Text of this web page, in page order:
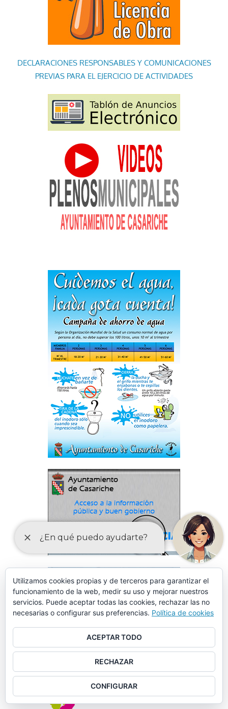
DECLARACIONES RESPONSABLES Y COMUNICACIONES
PREVIAS PARA EL EJERCICIO DE ACTIVIDADES
Utilizamos cookies propias y de terceros para garantizar el
funcionamiento de la web, medir su uso y mejorar nuestros
servicios. Puede aceptar todas las cookies, rechazar las no
necesarias o configurar sus preferencias. Política de cookies
ACEPTAR TODO
RECHAZAR
CONFIGURAR